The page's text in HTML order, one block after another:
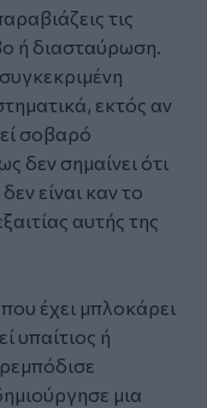
τις
ή διασταύρωση.
εκτός αν
σοβαρό
δεν σημαίνει ότι
είναι καν το
αυτής της
έχει μπλοκάρει
υπαίτιος ή
μια